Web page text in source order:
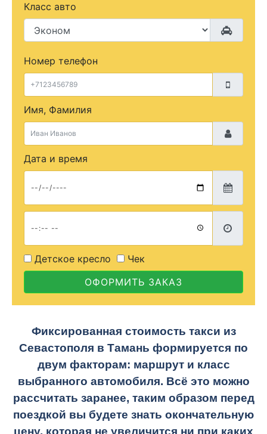
Класс авто
Номер телефон
Имя, Фамилия
Дата и время
Детское кресло
Чек
ОФОРМИТЬ ЗАКАЗ
Фиксированная стоимость такси из
Севастополя в Тамань формируется по
двум факторам: маршрут и класс
выбранного автомобиля. Всё это можно
рассчитать заранее, таким образом перед
поездкой вы будете знать окончательную
цену, которая не увеличится ни при каких